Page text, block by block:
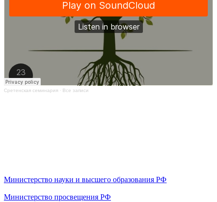
Сретенская семинария · Все записи
Министерство науки и высшего образования РФ
Министерство просвещения РФ